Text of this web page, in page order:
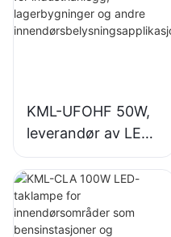
andre
innendørsbelysning
KML-UFOHF 50W,
leverandør av LED-
høybaylys for
industrianlegg,
lagerbygninger og
andre